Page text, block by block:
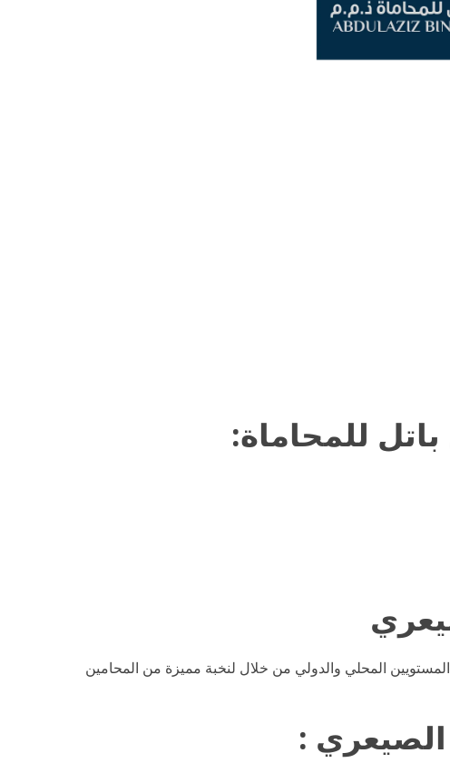
للمحاماة:
المحلي والدولي من خلال لنخبة مميزة من المحامين
الصيعري :